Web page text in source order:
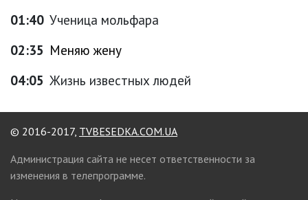
01:40 Ученица мольфара
02:35 Меняю жену
04:05 Жизнь известных людей
© 2016-2017, TVBESEDKA.COM.UA
Администрация сайта не несет ответственности за
изменения в телепрограмме.